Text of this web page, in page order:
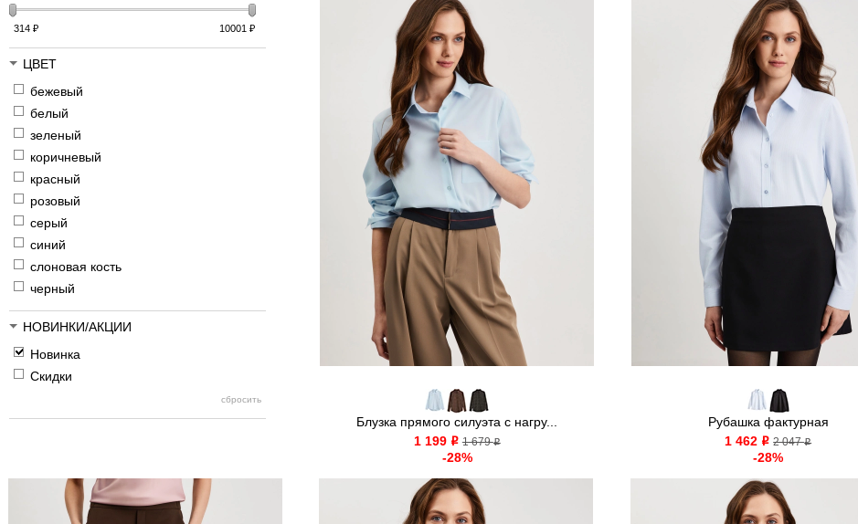
314 ₽ 10001₽
ЦВЕТ
бежевый
белый
зеленый
коричневый
красный
розовый
серый
синий
слоновая кость
черный
НОВИНКИ/АКЦИИ
Новинка
Скидки
Блузка прямого силуэта с нагру...
1 199 o 1 679o
-28%
Рубашка фактурная
1 462 o 2 047o
-28%